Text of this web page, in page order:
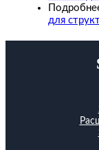
для